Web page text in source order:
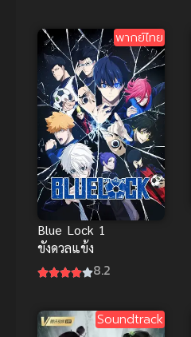
พากย์ไทย
Blue Lock 1
ขังดวลแข้ง
8.2
Soundtrack